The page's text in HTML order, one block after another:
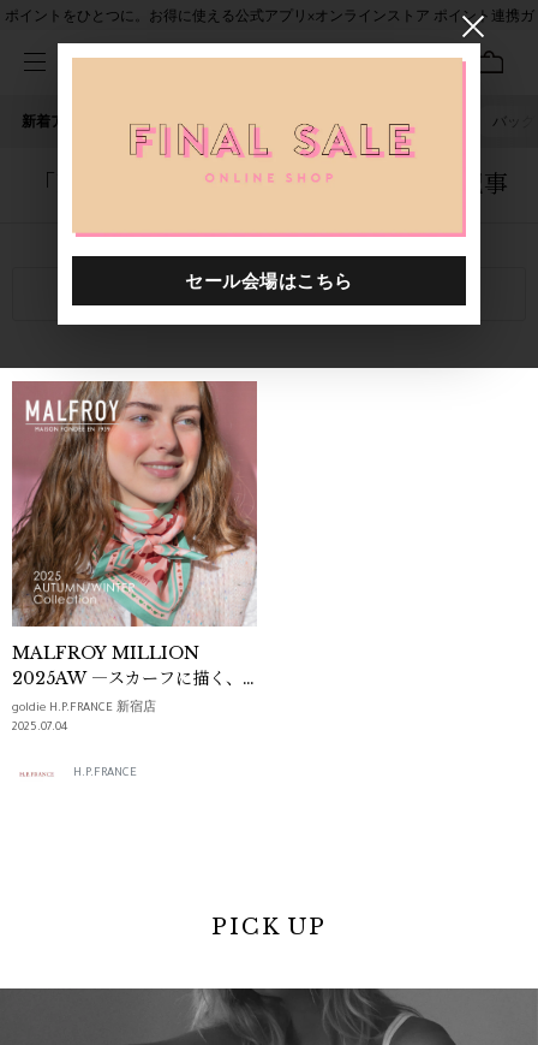
ポイントをひとつに。お得に使える公式アプリ×オンラインストア ポイント連携ガ
新着アイテム 人気ワード セール 40th限定 バッグ
「1033301.2520006.0008」に関する記事
関連キーワード
MALFROY MILLION
2025AW ―スカーフに描く、
物語と詩情―
goldie H.P.FRANCE 新宿店
2025.07.04
H.P.FRANCE
PICK UP